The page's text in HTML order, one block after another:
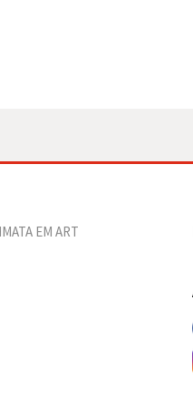
EM ART